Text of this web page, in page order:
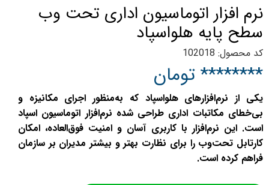
نرم افزار اتوماسیون اداری تحت وب
سطح پایه هلواسپاد
کد محصول: 102018
******** تومان
یکی از نرم‌افزارهای هلواسپاد که به‌منظور اجرای مکانیزه و
بی‌خطای مکاتبات اداری طراحی شده نرم‌افزار اتوماسیون اسپاد
است. این نرم‌افزار با کاربری آسان و امنیت فوق‌العاده‌، امکان
کارتابل تحت‌وب را برای نظارت بهتر و بیشتر مدیران بر سازمان
فراهم کرده است.